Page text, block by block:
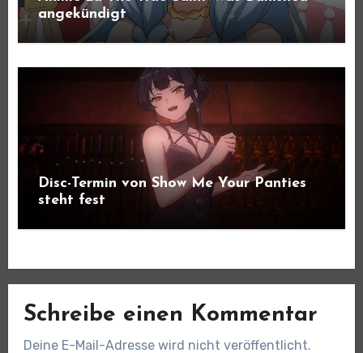
angekündigt
Disc-Termin von Show Me Your Panties
steht fest
Schreibe einen Kommentar
Deine E-Mail-Adresse wird nicht veröffentlicht.